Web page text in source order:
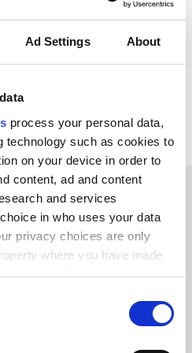
Ad Settings About
process your personal data,
technology such as cookies to
on your device in order to
content, ad and content
and services
in who uses your data
privacy choices are only
where you have made
or withdraw your consent
Zoho CRM
Zoey
XL-ENZ WooCommerce
our happy
have to say